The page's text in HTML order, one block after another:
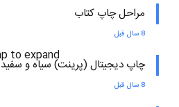
to expand
مراحل چاپ کتاب
8 سال قبل
چاپ دیجیتال (پرینت) سیاه و سفید
8 سال قبل